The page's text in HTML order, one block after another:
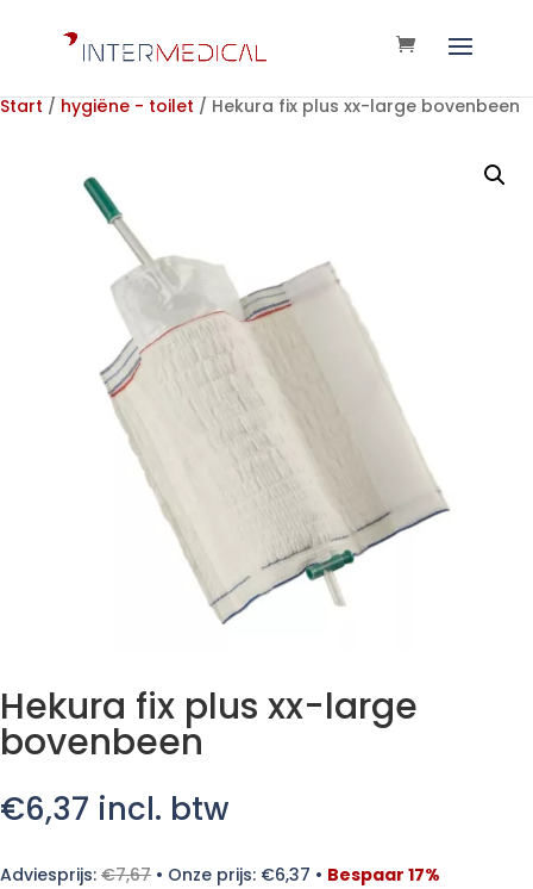
Start / hygiëne - toilet / Hekura fix plus xx-large bovenbeen
Hekura fix plus xx-large
bovenbeen
€6,37 incl. btw
Adviesprijs: €7,67 • Onze prijs: €6,37 • Bespaar 17%